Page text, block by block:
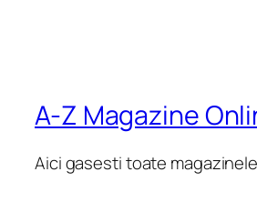
A-Z Magazine
Aici gasesti toate